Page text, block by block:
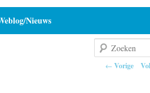
Nieuws
Berichtnavigatie
← Vorige